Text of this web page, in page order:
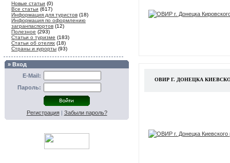
Новые статьи (0)
Все статьи (617)
Информация для туристов (18)
Информация по оформлению
загранпаспортов (12)
Полезное (293)
Статьи о туризме (183)
Статьи об отелях (18)
Страны и курорты (93)
» Вход
E-Mail:
Пароль:
Регистрация| Забыли пароль?
ОВИР Г. ДОНЕЦКА